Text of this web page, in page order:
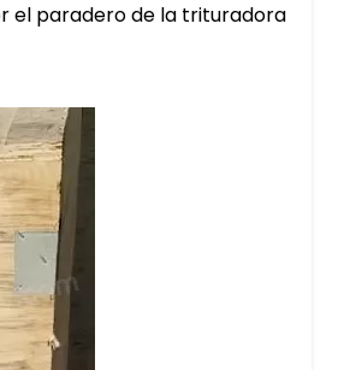
el paradero de la trituradora